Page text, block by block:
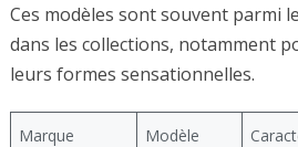
Ces modèles sont souvent parmi
dans les collections, notamment
leurs formes sensationnelles.
Marque
Modèle